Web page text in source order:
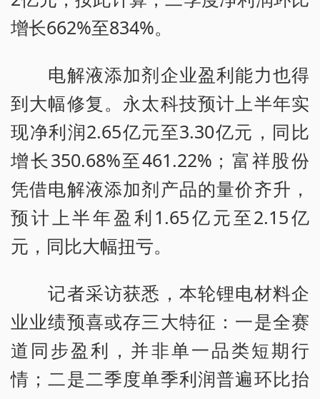
增长662%至834%。
电解液添加剂企业盈利能力也得
到大幅修复。永太科技预计上半年实
现净利润2.65亿元至3.30亿元，同比
增长350.68%至461.22%；富祥股份
凭借电解液添加剂产品的量价齐升，
预计上半年盈利1.65亿元至2.15亿
元，同比大幅扭亏。
记者采访获悉，本轮锂电材料企
业业绩预喜或存三大特征：一是全赛
道同步盈利，并非单一品类短期行
情；二是二季度单季利润普遍环比抬